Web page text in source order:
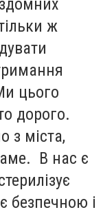
ж
цього
дорого.
з міста,
В нас є
безпечною і